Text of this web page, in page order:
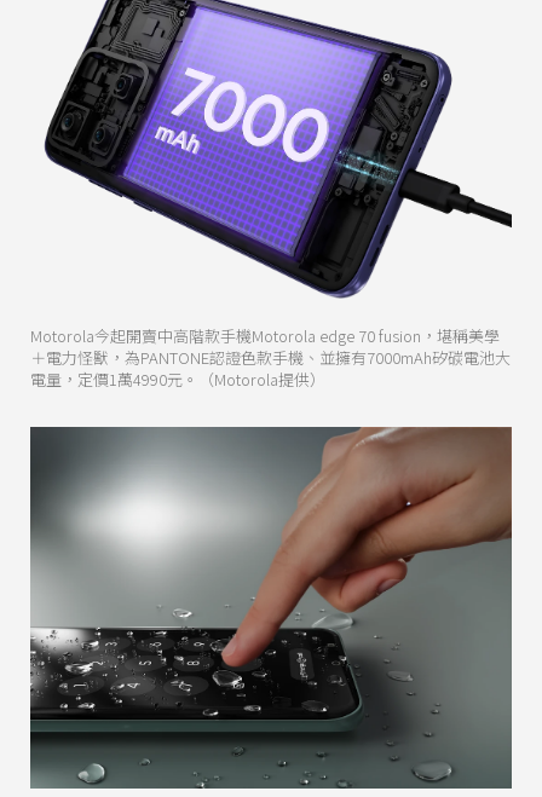
Motorola今起開賣中高階款手機Motorola edge 70 fusion，堪稱美學
＋電力怪獸，為PANTONE認證色款手機、並擁有7000mAh矽碳電池大
電量，定價1萬4990元。（Motorola提供）